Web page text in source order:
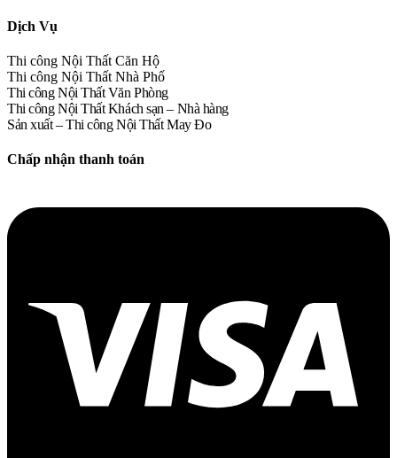
Dịch Vụ
Thi công Nội Thất Căn Hộ
Thi công Nội Thất Nhà Phố
Thi công Nội Thất Văn Phòng
Thi công Nội Thất Khách sạn – Nhà hàng
Sản xuất – Thi công Nội Thất May Đo
Chấp nhận thanh toán